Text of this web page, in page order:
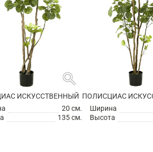
search
ИСКУССТВЕННЫЙ
20 см.
135 см.
ПОЛИСЦИАС
Ширина
Высота